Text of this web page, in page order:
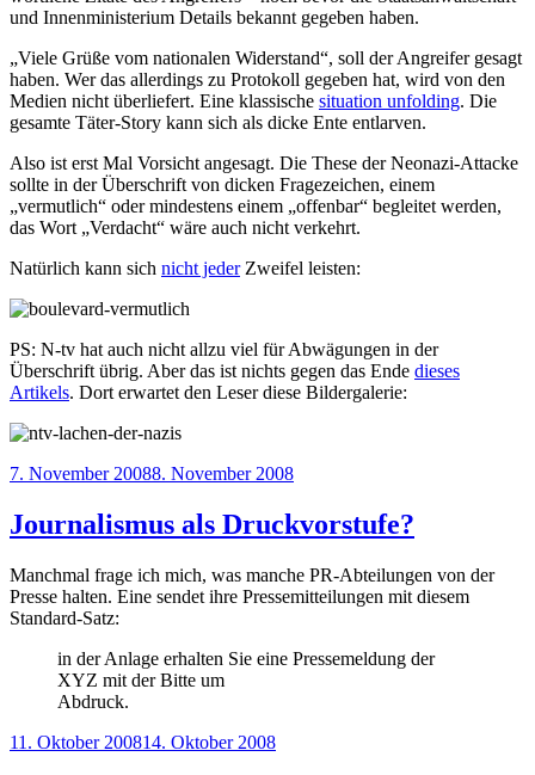
und Innenministerium Details bekannt gegeben haben.
„Viele Grüße vom nationalen Widerstand“, soll der Angreifer gesagt
haben. Wer das allerdings zu Protokoll gegeben hat, wird von den
Medien nicht überliefert. Eine klassische situation unfolding. Die
gesamte Täter-Story kann sich als dicke Ente entlarven.
Also ist erst Mal Vorsicht angesagt. Die These der Neonazi-Attacke
sollte in der Überschrift von dicken Fragezeichen, einem
„vermutlich“ oder mindestens einem „offenbar“ begleitet werden,
das Wort „Verdacht“ wäre auch nicht verkehrt.
Natürlich kann sich nicht jederZweifel leisten:
PS: N-tv hat auch nicht allzu viel für Abwägungen in der
Überschrift übrig. Aber das ist nichts gegen das Ende dieses
Artikels. Dort erwartet den Leser diese Bildergalerie:
Veröffentlicht
7. November 20088. November 2008
Journalismus als Druckvorstufe?
Manchmal frage ich mich, was manche PR-Abteilungen von der
Presse halten. Eine sendet ihre Pressemitteilungen mit diesem
Standard-Satz:
in der Anlage erhalten Sie eine Pressemeldung der
XYZ mit der Bitte um
Abdruck.
Veröffentlicht
11. Oktober 200814. Oktober 2008